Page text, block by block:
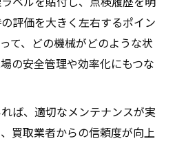
評価を大きく左右するポイン
て、どの機械がどのような状
の安全管理や効率化にもつな
ば、適切なメンテナンスが実
買取業者からの信頼度が向上